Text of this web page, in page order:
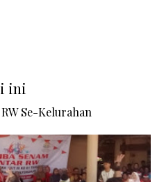
ini
Se-Kelurahan